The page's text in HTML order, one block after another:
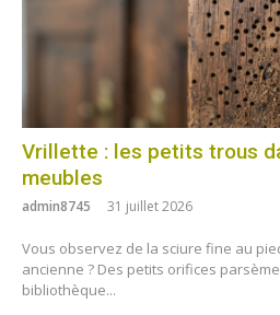
Vrillette : les petits trous
meubles
admin8745 31 juillet 2026
Vous observez de la sciure fine au
ancienne ? Des petits orifices
bibliothèque...